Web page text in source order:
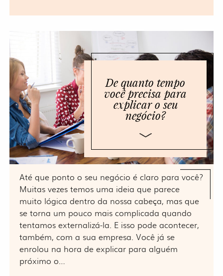
De quanto tempo
você precisa para
explicar o seu
negócio?
Até que ponto o seu negócio é claro para você?
Muitas vezes temos uma ideia que parece
muito lógica dentro da nossa cabeça, mas que
se torna um pouco mais complicada quando
tentamos externalizá-la. E isso pode acontecer,
também, com a sua empresa. Você já se
enrolou na hora de explicar para alguém
próximo o…